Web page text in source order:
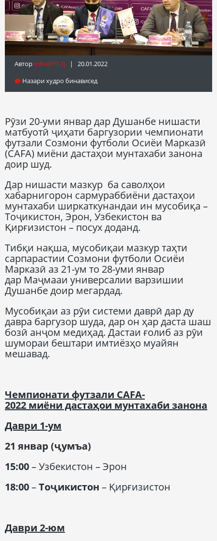
Автор Info@fft.tj | 20.01.2022
Назари худро бинависед
Рӯзи 20-уми январ дар Душанбе нишасти
матбуотӣ ҷиҳати баргузории чемпионати
футзали Созмони футболи Осиёи Марказӣ
(CAFA) миёни дастаҳои мунтахаби занона
доир шуд.
Дар нишасти мазкур ба саволҳои
хабарнигорон сармураббиёни дастаҳои
мунтахаби ширкаткунандаи ин мусобиқа –
Тоҷикистон, Эрон, Узбекистон ва
Қирғизистон – посух доданд.
Тибқи нақша, мусобиқаи мазкур таҳти
сарпарастии Созмони футболи Осиёи
Марказӣ аз 21-ум то 28-уми январ
дар Маҷмааи универсалии варзишии
Душанбе доир мегардад.
Мусобиқаи аз рӯи системи даврӣ дар ду
давра баргузор шуда, дар он ҳар даста шаш
бозӣ анҷом медиҳад. Дастаи ғолиб аз рӯи
шумораи бештари имтиёзҳо муайян
мешавад.
Чемпионати футзали CAFA-
2022 миёни дастаҳои мунтахаби занона
Даври 1-ум
21 январ (ҷумъа)
15:00– Узбекистон – Эрон
18:00–Тоҷикистон – Қирғизистон
Даври 2-юм